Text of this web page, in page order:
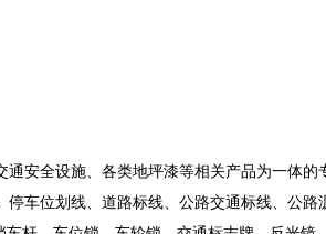
安全设施、各类地坪漆等相关产品为一体
车位划线、道路标线、公路交通标线、公